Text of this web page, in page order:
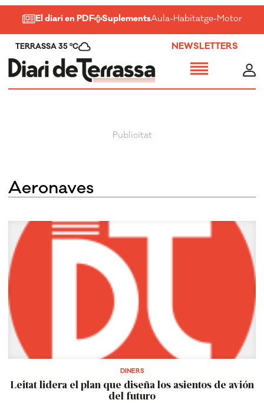
El diari en PDF SuplementsAula-Habitatge-Motor-
TERRASSA 35 ºC NEWSLETTERS
Aeronaves
DINERS
Leitat lidera el plan que diseña los asientos de avión
del futuro